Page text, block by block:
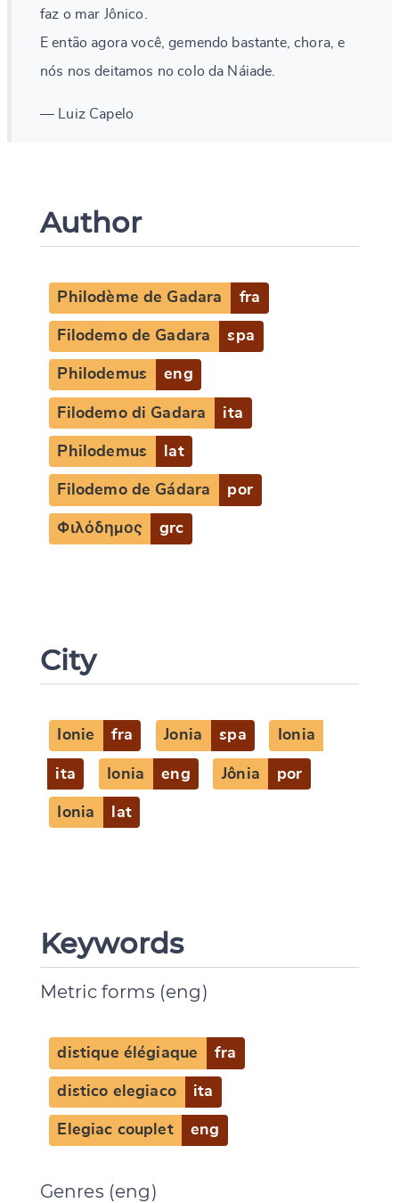
faz o mar Jônico.
E então agora você, gemendo bastante, chora, e
nós nos deitamos no colo da Náiade.
— Luiz Capelo
Author
Philodème de Gadara fra
Filodemo de Gadara spa
Philodemus eng
Filodemo di Gadara ita
Philodemus lat
Filodemo de Gádara por
Φιλόδημος grc
City
Ionie fra Jonia spa Ionia
ita Ionia eng Jônia por
Ionia lat
Keywords
Metric forms (eng)
distique élégiaque fra
distico elegiaco ita
Elegiac couplet eng
Genres (eng)